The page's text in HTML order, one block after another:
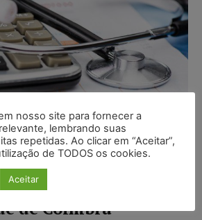
do direito de saúde
tema de curso na
de Coimbra
nosso site para fornecer a
lembrando suas
repetidas. Ao clicar em “Aceitar”,
de TODOS os cookies.
Aceitar